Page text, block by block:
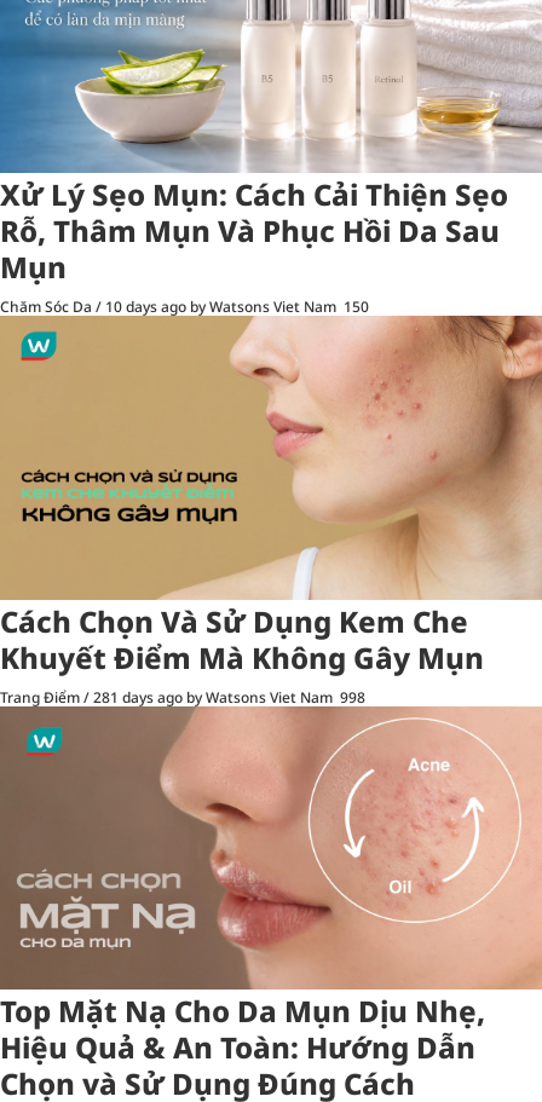
Xử Lý Sẹo Mụn: Cách Cải Thiện Sẹo
Rỗ, Thâm Mụn Và Phục Hồi Da Sau
Mụn
Chăm Sóc Da / 10 days ago by Watsons Viet Nam 150
Cách Chọn Và Sử Dụng Kem Che
Khuyết Điểm Mà Không Gây Mụn
Trang Điểm/281 days ago by Watsons Viet Nam 998
Top Mặt Nạ Cho Da Mụn Dịu Nhẹ,
Hiệu Quả & An Toàn: Hướng Dẫn
Chọn và Sử Dụng Đúng Cách